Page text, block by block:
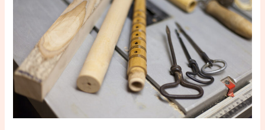
tradicionalnih
zanata